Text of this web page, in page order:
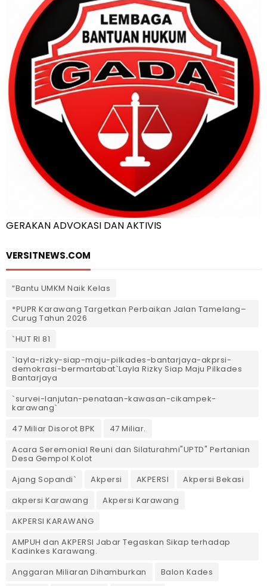
GERAKAN ADVOKASI DAN AKTIVIS
VERSITNEWS.COM
“Bantu UMKM Naik Kelas
*PUPR Karawang Targetkan Perbaikan Jalan Tamelang–
Curug Tahun 2026
`HUT RI 81
`layla-rizky-siap-maju-pilkades-bantarjaya-akprsi-
demokrasi-bermartabat`Layla Rizky Siap Maju Pilkades
Bantarjaya
`survei-lanjutan-penataan-kawasan-cikampek-
karawang`
47 Miliar Disorot BPK
47 Miliar.
Acara Seremonial Reuni dan Silaturahmi"UPTD" Pertanian
Desa Gempol Kolot
Ajang Sopandi`
Akpersi AKPERSI
Akpersi Bekasi
akpersi Karawang
Akpersi Karawang
AKPERSI KARAWANG
AMPUH dan AKPERSI Jabar Tegaskan Sikap terhadap
Kadinkes Karawang.
Anggaran Miliaran Dihamburkan
Balon Kades